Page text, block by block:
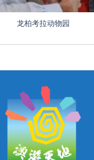
龙柏考拉动物园